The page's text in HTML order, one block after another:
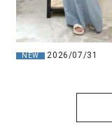
NEW 2026/07/31